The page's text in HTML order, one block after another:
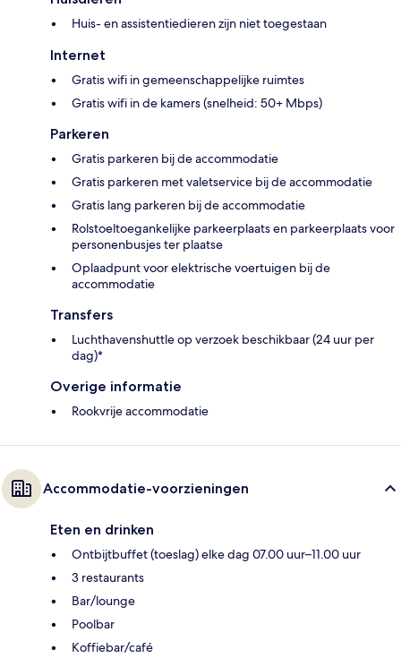
Huis- en assistentiedieren zijn niet toegestaan
Internet
Gratis wifi in gemeenschappelijke ruimtes
Gratis wifi in de kamers (snelheid: 50+ Mbps)
Parkeren
Gratis parkeren bij de accommodatie
Gratis parkeren met valetservice bij de accommodatie
Gratis lang parkeren bij de accommodatie
Rolstoeltoegankelijke parkeerplaats en parkeerplaats voor
personenbusjes ter plaatse
Oplaadpunt voor elektrische voertuigen bij de
accommodatie
Transfers
Luchthavenshuttle op verzoek beschikbaar (24 uur per
dag)*
Overige informatie
Rookvrije accommodatie
Accommodatie-voorzieningen
Eten en drinken
Ontbijtbuffet (toeslag) elke dag 07.00 uur–11.00 uur
3 restaurants
Bar/lounge
Poolbar
Koffiebar/café